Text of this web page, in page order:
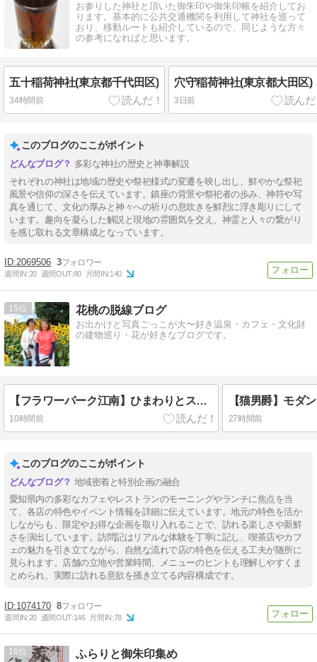
お参りした神社と頂いた御朱印や御朱印帳を紹介してお
ります。基本的に公共交通機関を利用して神社を巡って
おり、移動ルートも紹介しているので、同じような方々
の参考になればと思います。
五十稲荷神社(東京都千代田区)
34時間前
穴守稲荷神社(東京都大田区)
3日前
このブログのここがポイント
多彩な神社の歴史と神事解説
それぞれの神社は地域の歴史や祭祀様式の変遷を映し出し、鮮やかな祭祀
風景や信仰の深さを伝えています。鎮座の背景や祭祀者の歩み、神符や写
真を通じて、文化の厚みと神々への祈りの息吹きを鮮烈に浮き彫りにして
います。趣向を凝らした解説と現地の雰囲気を交え、神霊と人々の繋がり
を感じ取れる文章構成となっています。
2069506 3
週間IN:20 週間OUT:80 月間IN:140
15 花桃の脱線ブログ
お出かけと写真ごっこが大〜好き温泉・カフェ・文化財
の建物巡り・花が好きなブログです。
【フラワーパーク江南】ひまわりとスイレンの花 in 愛知 (江南)
10時間前 27時間前
このブログのここがポイント
地域密着と特別企画の融合
愛知県内の多彩なカフェやレストランのモーニングやランチに焦点を当
て、各店の特色やイベント情報を詳細に伝えています。地元の特色を活か
しながらも、限定やお得な企画を取り入れることで、訪れる楽しさや新鮮
さを演出しています。訪問記はリアルな体験を丁寧に記し、喫茶店やカフ
ェの魅力を引き立てながら、自然な流れで店の特色を伝える工夫が随所に
見られます。店舗の立地や営業時間、メニューのヒントも理解しやすくま
とめられ、実際に訪れる意欲を掻き立てる内容構成です。
1074170 8
週間IN:20 週間OUT:146 月間IN:78
16 ふらりと御朱印集め